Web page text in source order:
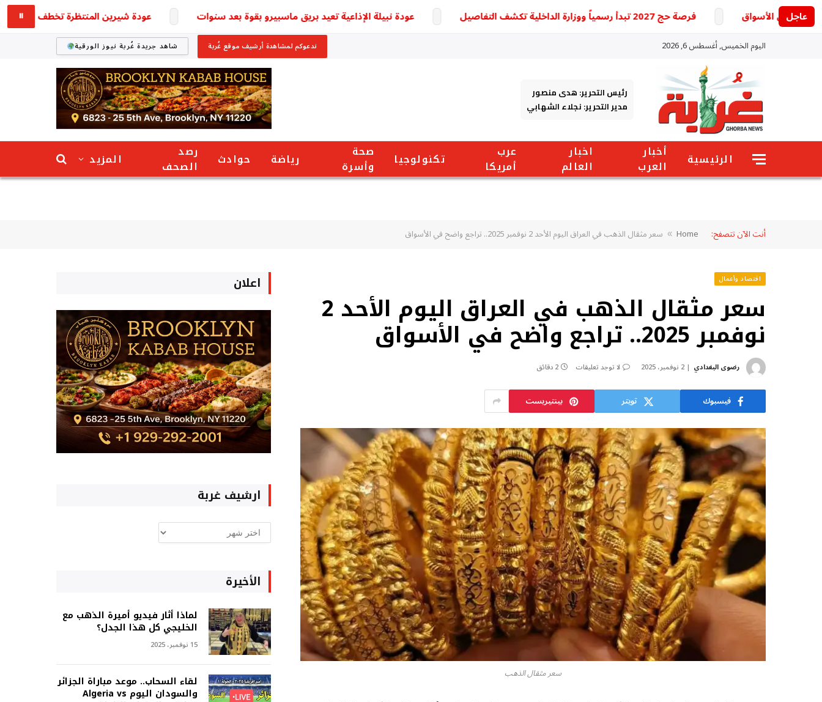
عاجل فرصة حج 2027 تبدأ رسمياً ووزارة الداخلية تكشف التفاصيل عودة نبيلة الإذاعية تعيد بريق ماسبيرو بقوة بعد سنوات عودة شيرين المنتظرة تخطف الأنظار بعد⏸
اليوم الخميس, أغسطس 6, 2026 ندعوكم لمشاهدة أرشيف موقع غُربة شاهد جريدة غُربة نيوز الورقية
رئيس التحرير: هدى منصور
مدير التحرير: نجلاء الشهابي
الرئيسية
أخبار
العرب
اخبار
العالم
عرب
أمريكا
تكنولوجيا
صحة
وأسرة
رياضة حوادث
رصد
الصحف
المزيد
أنت الآن تتصفح: Home
» سعر مثقال الذهب في العراق اليوم الأحد 2 نوفمبر 2025.. تراجع واضح في الأسواق
اقتصاد وأعمال
سعر مثقال الذهب في العراق اليوم الأحد 2
نوفمبر 2025.. تراجع واضح في الأسواق
رضوى البغدادي 2 نوفمبر، 2025 لا توجد تعليقات 2 دقائق
فيسبوك تويتر بينتيريست
سعر مثقال الذهب
اعلان
ارشيف غربة
ارشيف
غربة
الأخيرة
لماذا أثار فيديو أميرة الذهب مع
الخليجي كل هذا الجدل؟
15 نوفمبر، 2025
لقاء السحاب.. موعد مباراة الجزائر
والسودان اليوم Algeria vs